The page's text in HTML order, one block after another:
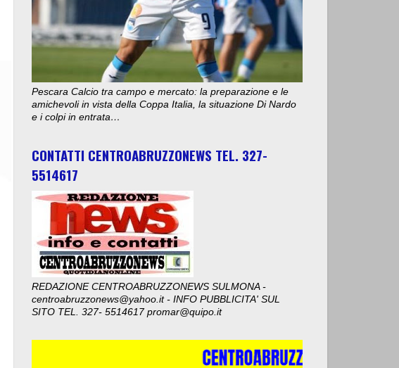
Pescara Calcio tra campo e mercato: la preparazione e le
amichevoli in vista della Coppa Italia, la situazione Di Nardo
e i colpi in entrata…
CONTATTI CENTROABRUZZONEWS TEL. 327-
5514617
REDAZIONE CENTROABRUZZONEWS SULMONA -
centroabruzzonews@yahoo.it - INFO PUBBLICITA' SUL
SITO TEL. 327- 5514617 promar@quipo.it